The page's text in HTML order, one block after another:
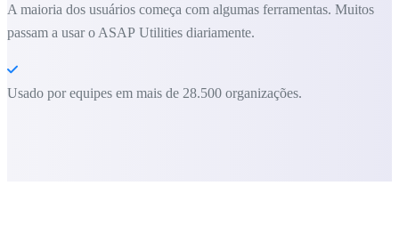
A maioria dos usuários começa com algumas ferramentas. Muitos
passam a usar o ASAP Utilities diariamente.
Usado por equipes em mais de 28.500 organizações.